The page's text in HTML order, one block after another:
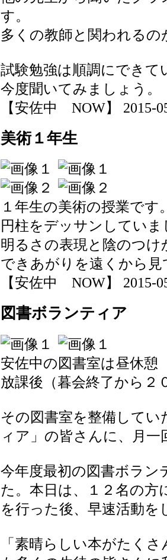
す。
多くの教師と関われる
試験勉強は順調にできて
今度聞いてみましょう。
【安佐中 NOW】 2015-
美術１年生
１年生の美術の授業です
円柱をデッサンしていま
明るさの表現と陰のつけ
できあがりを遠くから
【安佐中 NOW】 2015-
図書ボランティア
安佐中の図書室は昼休憩
放課後（暮会終了から２
その図書室を整備して
ィア」の皆さんに、月
今年度最初の図書ボラン
た。本日は、１２名の方
を行った後、早速活動
「素晴らしい本がたく